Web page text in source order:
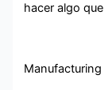
hacer algo que
Manufacturing